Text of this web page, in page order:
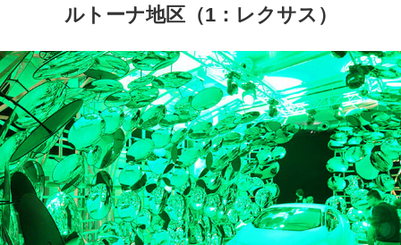
COLUMN
ルトーナ地区（1：レクサス）